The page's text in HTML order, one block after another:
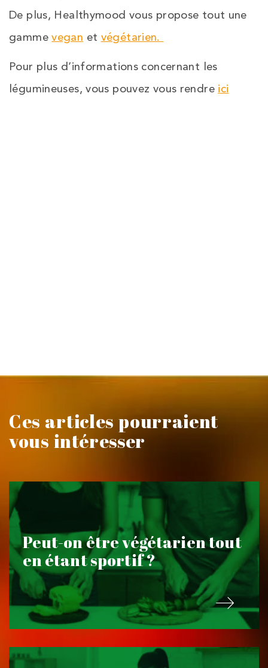
De plus, Healthymood vous propose tout une
gammevegan et végétarien.
Pour plus d’informations concernant les
légumineuses, vous pouvez vous rendre ici
Ces articles pourraient
vous intéresser
Peut-on être végétarien tout
en étant sportif ?